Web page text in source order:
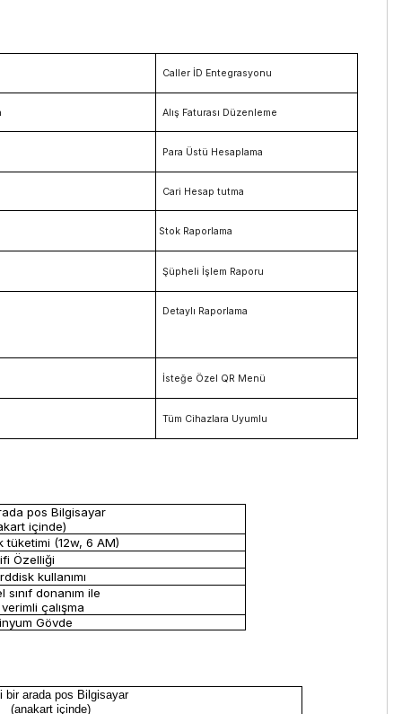
Caller İD Entegrasyonu
Alış Faturası Düzenleme
Para Üstü Hesaplama
Cari Hesap tutma
Stok Raporlama
Şüpheli İşlem Raporu
Detaylı Raporlama
İsteğe Özel QR Menü
Tüm Cihazlara Uyumlu
pos Bilgisayar
içinde)
tüketimi (12w, 6 AM)
Özelliği
kullanımı
sınıf donanım ile
çalışma
Gövde
bir arada pos Bilgisayar
(anakart içinde)